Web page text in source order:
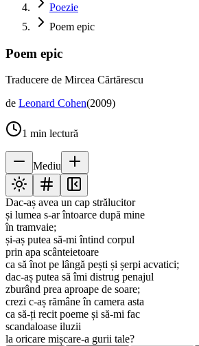
Poezie
Poem epic
Poem epic
Traducere de Mircea Cărtărescu
de Leonard Cohen(2009)
1 min lectură
Mediu
Dac-aș avea un cap strălucitor
și lumea s-ar întoarce după mine
în tramvaie;
și-aș putea să-mi întind corpul
prin apa scânteietoare
ca să înot pe lângă pești și șerpi acvatici;
dac-aș putea să îmi distrug penajul
zburând prea aproape de soare;
crezi c-aș rămâne în camera asta
ca să-ți recit poeme și să-mi fac
scandaloase iluzii
la oricare mișcare-a gurii tale?